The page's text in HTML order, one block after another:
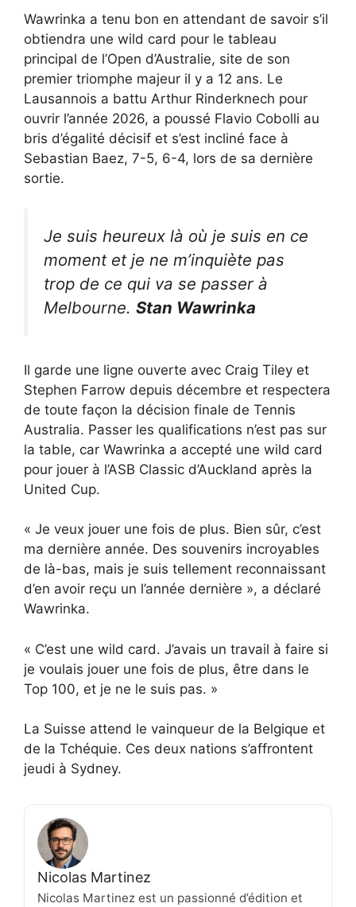
Wawrinka a tenu bon en attendant de savoir s’il
obtiendra une wild card pour le tableau
principal de l’Open d’Australie, site de son
premier triomphe majeur il y a 12 ans. Le
Lausannois a battu Arthur Rinderknech pour
ouvrir l’année 2026, a poussé Flavio Cobolli au
bris d’égalité décisif et s’est incliné face à
Sebastian Baez, 7-5, 6-4, lors de sa dernière
sortie.
Je suis heureux là où je suis en ce
moment et je ne m’inquiète pas
trop de ce qui va se passer à
Melbourne. Stan Wawrinka
Il garde une ligne ouverte avec Craig Tiley et
Stephen Farrow depuis décembre et respectera
de toute façon la décision finale de Tennis
Australia. Passer les qualifications n’est pas sur
la table, car Wawrinka a accepté une wild card
pour jouer à l’ASB Classic d’Auckland après la
United Cup.
« Je veux jouer une fois de plus. Bien sûr, c’est
ma dernière année. Des souvenirs incroyables
de là-bas, mais je suis tellement reconnaissant
d’en avoir reçu un l’année dernière », a déclaré
Wawrinka.
« C’est une wild card. J’avais un travail à faire si
je voulais jouer une fois de plus, être dans le
Top 100, et je ne le suis pas. »
La Suisse attend le vainqueur de la Belgique et
de la Tchéquie. Ces deux nations s’affrontent
jeudi à Sydney.
Nicolas Martinez
Nicolas Martinez est un passionné d’édition et